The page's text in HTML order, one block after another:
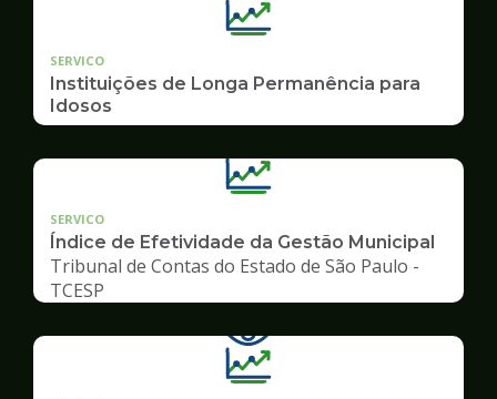
SERVICO
Instituições de Longa Permanência para
Idosos
SERVICO
Índice de Efetividade da Gestão Municipal
Tribunal de Contas do Estado de São Paulo -
TCESP